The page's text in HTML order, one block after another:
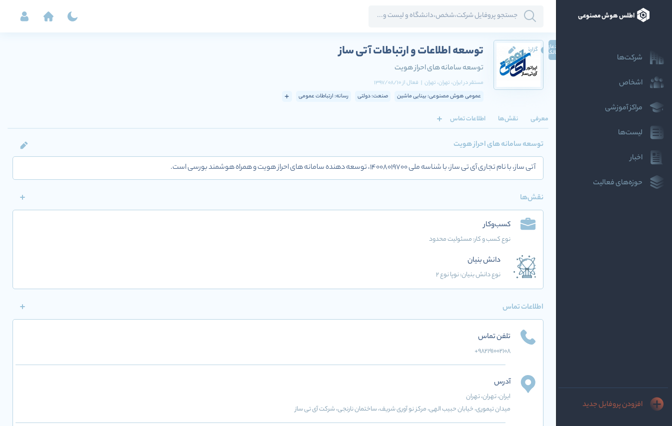
اطلس هوش مصنوعی
شرکت‌ها
اشخاص
مراکز آموزشی
لیست‌ها
اخبار
حوزه‌های فعالیت
افزودن پروفایل جدید
توسعه اطلاعات و ارتباطات آتی ساز
توسعه سامانه های احراز هویت
مستقر درایران، تهران، تهران | فعالاز1397/08/10
عمومی هوش مصنوعی: بینایی ماشین
صنعت: دولتی رسانه: ارتباطات عمومی
ادعای
مالکیت گزارش
معرفی نقش‌ها اطلاعات تماس
توسعه سامانه های احراز هویت
آتی ساز، با نام تجاری آی تی ساز، با شناسه ملی 14008019700، توسعه دهنده سامانه های احراز هویت و همراه هوشمند بورسی است.
نقش‌ها
کسب‌وکار
نوع کسب و کار:مسئولیت محدود
دانش بنیان
نوع دانش بنیان: نوپا نوع 2
اطلاعات تماس
تلفن تماس
+982191002108
آدرس
ایران، تهران، تهران
میدان تیموری، خیابان حبیب الهی، مرکز نو آوری شریف، ساختمان نارنجی، شرکت آی تی ساز